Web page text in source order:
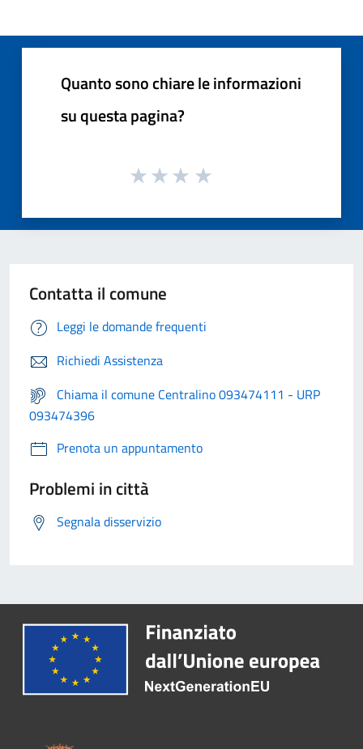
Quanto sono chiare le informazioni
su questa pagina?
Contatta il comune
Leggi le domande frequenti
Richiedi Assistenza
Chiama il comune Centralino 093474111 - URP
093474396
Prenota un appuntamento
Problemi in città
Segnala disservizio